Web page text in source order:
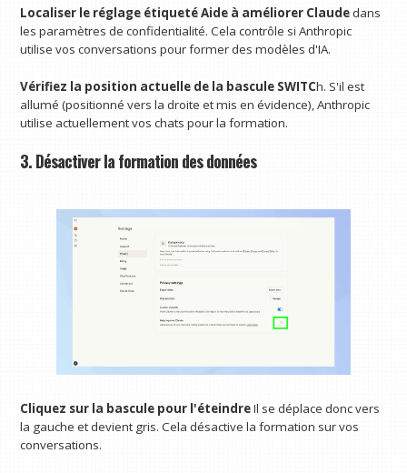
Localiser le réglage étiqueté Aide à améliorer Claudedans
les paramètres de confidentialité. Cela contrôle si Anthropic
utilise vos conversations pour former des modèles d'IA.
Vérifiez la position actuelle de la bascule SWITCh. S'il est
allumé (positionné vers la droite et mis en évidence), Anthropic
utilise actuellement vos chats pour la formation.
3. Désactiver la formation des données
Cliquez sur la bascule pour l'éteindreIl se déplace donc vers
la gauche et devient gris. Cela désactive la formation sur vos
conversations.